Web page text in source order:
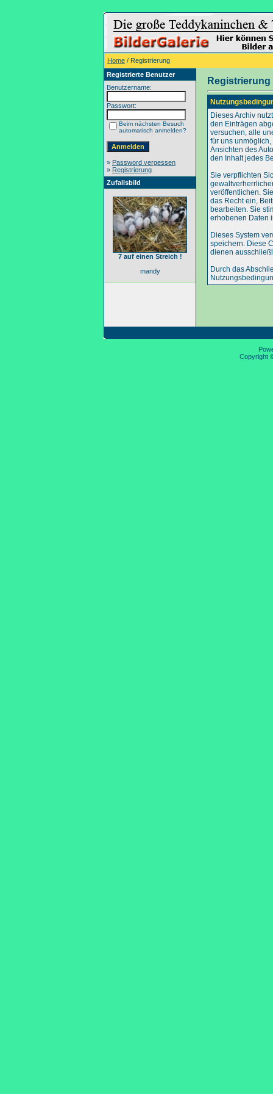
Home / Registrierung
Registrierte Benutzer
Benutzername:
Passwort:
Beim nächsten Besuch
automatisch anmelden?
» Password vergessen
» Registrierung
Zufallsbild
7 auf einen Streich !
mandy
Registrierung
Dieses Archiv
den Einträgen
versuchen, alle
für uns
Ansichten des
den Inhalt jedes
Sie verpflichten
veröffentlichen.
das Recht ein,
bearbeiten. Sie
erhobenen Daten
Dieses System
speichern. Diese
dienen
Durch das
Copyright